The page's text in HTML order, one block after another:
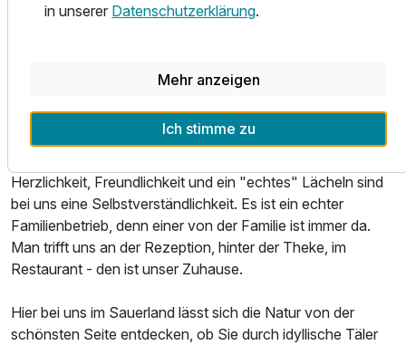
Ausstattung
Zusatznächte
Zimmer. Ankommen und einfach wohlfühlen.
Gastronomie ist ein Persönlichkeitsgeschäft. So kümmern
sich die ganze Familie und Ihre Mitarbeiter, mit vollem
Herzlichkeit, Freundlichkeit und ein "echtes" Lächeln sind
bei uns eine Selbstverständlichkeit. Es ist ein echter
Familienbetrieb, denn einer von der Familie ist immer da.
Man trifft uns an der Rezeption, hinter der Theke, im
Restaurant - den ist unser Zuhause.
Hier bei uns im Sauerland lässt sich die Natur von der
schönsten Seite entdecken, ob Sie durch idyllische Täler
in unserer Datenschutzerklärung.
Mehr anzeigen
Ich stimme zu